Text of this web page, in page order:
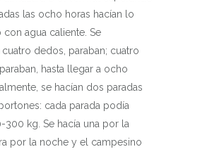
las ocho horas hacían lo
agua caliente. Se
dedos, paraban; cuatro
hasta llegar a ocho
se hacían dos paradas
cada parada podía
300 kg. Se hacía una por la
por la noche y el campesino